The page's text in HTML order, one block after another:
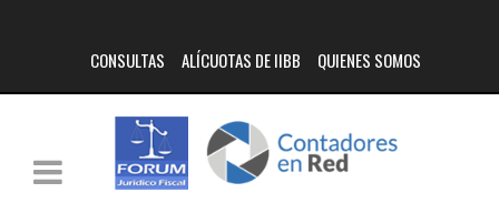
CONSULTAS ALÍCUOTAS DE IIBB QUIENES SOMOS